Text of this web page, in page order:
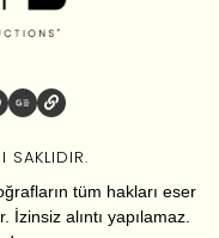
tüm hakları eser
İzinsiz alıntı yapılamaz.